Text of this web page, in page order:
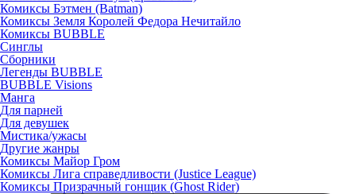
Комиксы Бэтмен (Batman)
Комиксы Земля Королей Федора Нечитайло
Комиксы BUBBLE
Синглы
Сборники
Легенды BUBBLE
BUBBLE Visions
Манга
Для парней
Для девушек
Мистика/ужасы
Другие жанры
Комиксы Майор Гром
Комиксы Лига справедливости (Justice League)
Комиксы Призрачный гонщик (Ghost Rider)